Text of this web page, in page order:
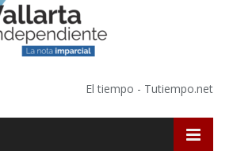
El tiempo - Tutiempo.net